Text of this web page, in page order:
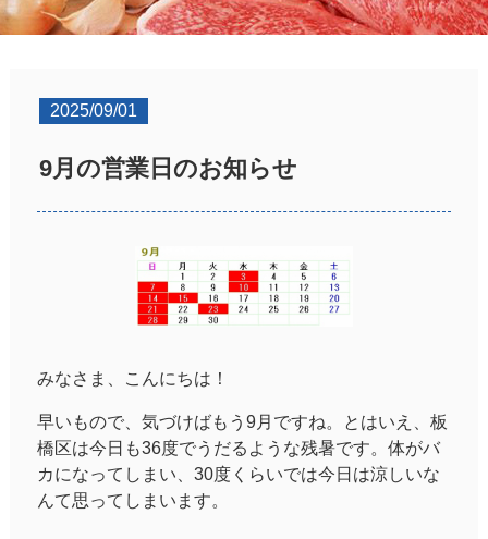
2025/09/01
9月の営業日のお知らせ
みなさま、こんにちは！
早いもので、気づけばもう9月ですね。とはいえ、板
橋区は今日も36度でうだるような残暑です。体がバ
カになってしまい、30度くらいでは今日は涼しいな
んて思ってしまいます。